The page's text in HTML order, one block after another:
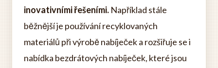
inovativními řešeními. Například stále
běžnější je používání recyklovaných
materiálů při výrobě nabíječek a rozšiřuje se i
nabídka bezdrátových nabíječek, které jsou